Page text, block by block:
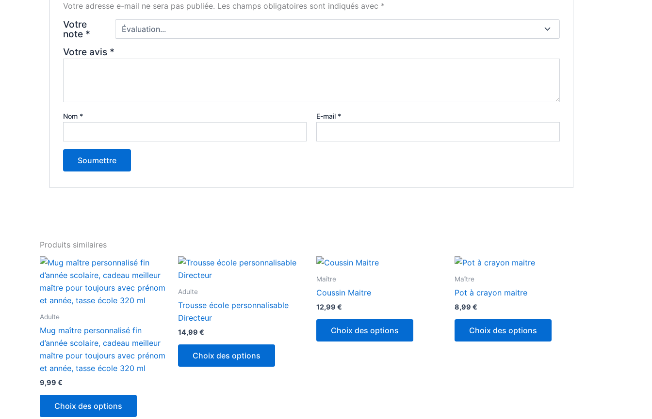
Votre adresse e-mail ne sera pas publiée. Les champs obligatoires sont indiqués avec *
Votre
note *
Votre avis *
Nom * E-mail *
Produits similaires
Adulte
Mug maître personnalisé fin
d’année scolaire, cadeau meilleur
maître pour toujours avec prénom
et année, tasse école 320 ml
9,99 €
Choix des options
Adulte
Trousse école personnalisable
Directeur
14,99 €
Choix des options
Maître
Coussin Maitre
12,99 €
Choix des options
Maître
Pot à crayon maitre
8,99 €
Choix des options